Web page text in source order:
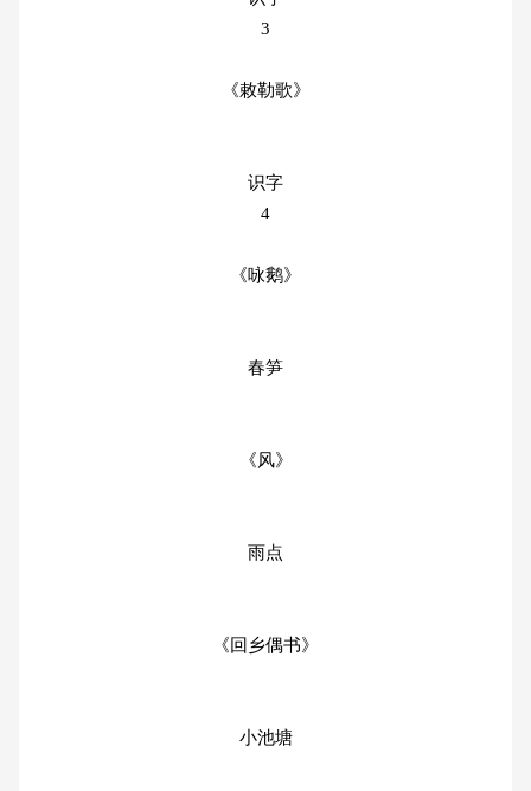
3
《敕勒歌》
识字
4
《咏鹅》
春笋
《风》
雨点
《回乡偶书》
小池塘